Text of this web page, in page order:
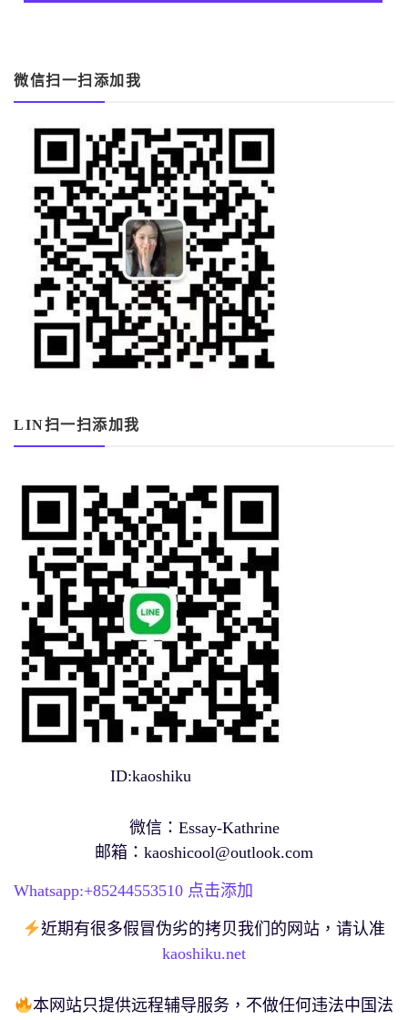
覽
微信扫一扫添加我
LIN扫一扫添加我
ID:kaoshiku
微信：Essay-Kathrine
邮箱： kaoshicool@outlook.com
Whatsapp:+85244553510 点击添加
近期有很多假冒伪劣的拷贝我们的网站，请认准
kaoshiku.net
本网站只提供远程辅导服务，不做任何违法中国法